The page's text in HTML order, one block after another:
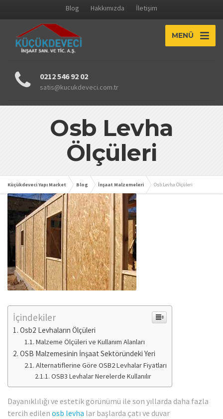
Blog Hakkımızda İletişim
MENÜ
0212 546 92 02
satis@kucukdeveci.com.tr
Osb Levha
Ölçüleri
Küçükdeveci Yapı Market Blog İnşaat Malzemeleri Osb Levha Ölçüleri
İçindekiler
Osb2 Levhaların Ölçüleri
Malzeme Ölçüleri ve Kullanım Alanları
OSB Malzemesinin İnşaat Sektöründeki Yeri
Alternatiflerine Göre OSB2 Levhalar Fiyatları
OSB3 Levhalar Nerelerde Kullanılır
Dayanıklılığı ve estetik görünümü ile son yıllarda daha fazla
tercih edilen osb levha lar başlarda çatı ve duvar